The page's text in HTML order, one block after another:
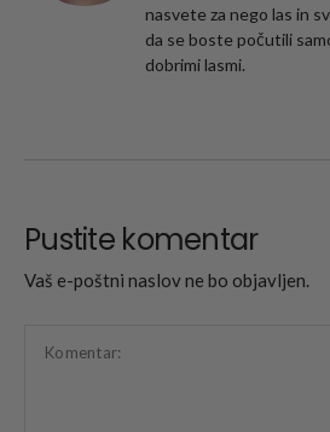
nasvete za nego las in
da se boste počutili
dobrimi lasmi.
Pustite komentar
Vaš e-poštni naslov ne bo objavljen.
Komentar: